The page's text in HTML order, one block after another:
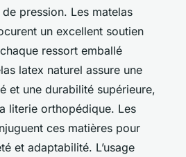
pression. Les matelas
un excellent soutien
ressort emballé
latex naturel assure une
et une durabilité supérieure,
literie orthopédique. Les
ces matières pour
et adaptabilité. L’usage